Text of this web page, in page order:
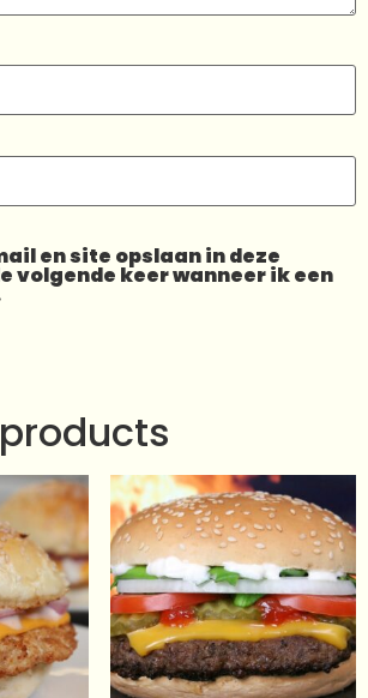
en site opslaan in deze
volgende keer wanneer ik een